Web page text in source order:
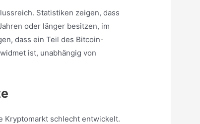
Statistiken zeigen, dass
oder länger besitzen, im
dass ein Teil des Bitcoin-
ist, unabhängig von
Kryptomarkt schlecht entwickelt.